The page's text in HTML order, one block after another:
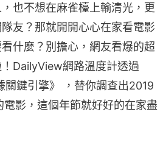
也不想在麻雀檯上輸清光，更
友？那就開開心心在家看電影
什麼？別擔心，網友看爆的超
DailyView網路溫度計透過
關鍵引擎》 ，替你調查出2019
影，這個年節就好好的在家盡